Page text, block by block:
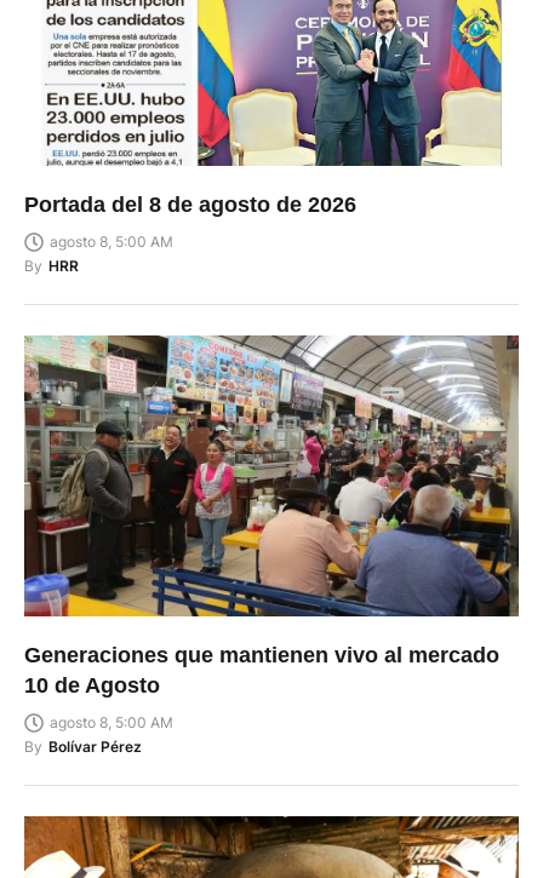
Portada del 8 de agosto de 2026
agosto 8, 5:00 AM
By HRR
Generaciones que mantienen vivo al mercado
10 de Agosto
agosto 8, 5:00 AM
By Bolívar Pérez